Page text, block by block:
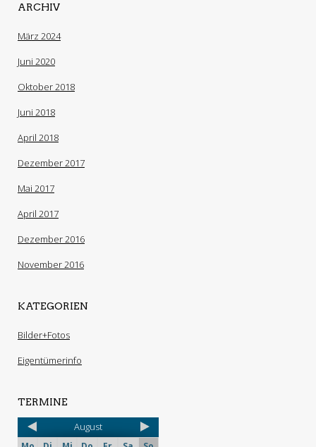
ARCHIV
März 2024
Juni 2020
Oktober 2018
Juni 2018
April 2018
Dezember 2017
Mai 2017
April 2017
Dezember 2016
November 2016
KATEGORIEN
Bilder+Fotos
Eigentümerinfo
TERMINE
August